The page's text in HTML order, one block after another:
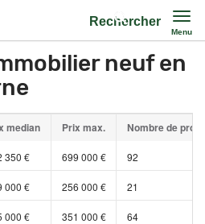
Rechercher
Menu
neuf en
median Prix max.
Nombre de
350 € 699 000 € 92
000 € 256 000 € 21
000 € 351 000 € 64